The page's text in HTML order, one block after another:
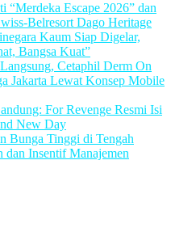
“Merdeka Escape 2026” dan
Belresort Dago Heritage
Kaum Siap Digelar,
Bangsa Kuat”
Cetaphil Derm On
Jakarta Lewat Konsep Mobile
For Revenge Resmi Isi
New Day
Bunga Tinggi di Tengah
dan Insentif Manajemen